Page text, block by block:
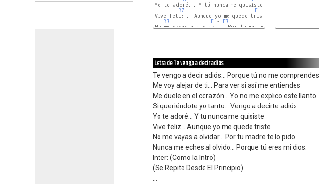
Yo te adoré... Y tú nunca me quisiste
B7
E
Vive feliz... Aunque yo me quede triste
B7
E - E7
No me vayas a olvidar... Por tu madre te lo pido
Letra de Te vengo a decir adiós
Te vengo a decir adiós... Porque tú no me comprendes
Me voy alejar de ti... Para ver si así me entiendes
Me duele en el corazón... Yo no me explico este llanto
Si queriéndote yo tanto... Vengo a decirte adiós
Yo te adoré... Y tú nunca me quisiste
Vive feliz... Aunque yo me quede triste
No me vayas a olvidar... Por tu madre te lo pido
Nunca me eches al olvido... Porque tú eres mi dios.
Inter: (Como la Intro)
(Se Repite Desde El Principio)